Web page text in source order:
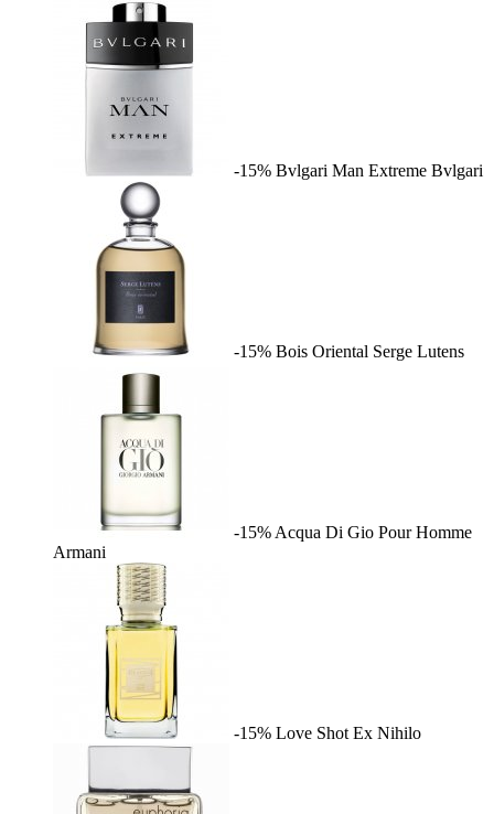
-15% Bvlgari Man Extreme Bvlgari
-15% Bois Oriental Serge Lutens
-15% Acqua Di Gio Pour Homme
Armani
-15% Love Shot Ex Nihilo